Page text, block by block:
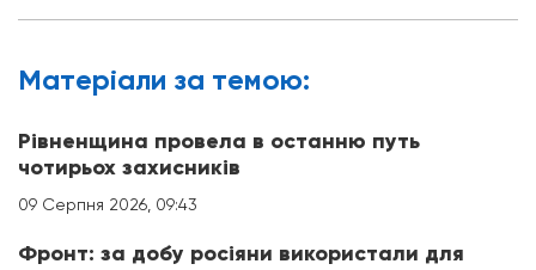
Матерiали за темою:
Рівненщина провела в останню путь
чотирьох захисників
09 Серпня 2026, 09:43
Фронт: за добу росіяни використали для